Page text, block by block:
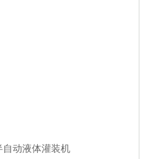
自动液体灌装机